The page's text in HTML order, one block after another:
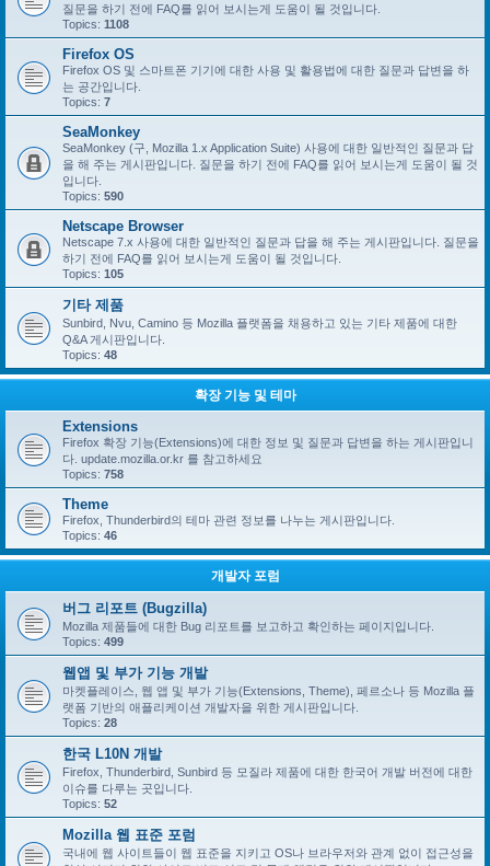
질문을 하기 전에 FAQ를 읽어 보시는게 도움이 될 것입니다.
Topics: 1108
Firefox OS
Firefox OS 및 스마트폰 기기에 대한 사용 및 활용법에 대한 질문과 답변을 하
는 공간입니다.
Topics: 7
SeaMonkey
SeaMonkey (구, Mozilla 1.x Application Suite) 사용에 대한 일반적인 질문과 답
을 해 주는 게시판입니다. 질문을 하기 전에 FAQ를 읽어 보시는게 도움이 될 것
입니다.
Topics: 590
Netscape Browser
Netscape 7.x 사용에 대한 일반적인 질문과 답을 해 주는 게시판입니다. 질문을
하기 전에 FAQ를 읽어 보시는게 도움이 될 것입니다.
Topics: 105
기타 제품
Sunbird, Nvu, Camino 등 Mozilla 플랫폼을 채용하고 있는 기타 제품에 대한
Q&A 게시판입니다.
Topics: 48
확장 기능 및 테마
Extensions
Firefox 확장 기능(Extensions)에 대한 정보 및 질문과 답변을 하는 게시판입니
다. update.mozilla.or.kr 를 참고하세요
Topics: 758
Theme
Firefox, Thunderbird의 테마 관련 정보를 나누는 게시판입니다.
Topics: 46
개발자 포럼
버그 리포트 (Bugzilla)
Mozilla 제품들에 대한 Bug 리포트를 보고하고 확인하는 페이지입니다.
Topics: 499
웹앱 및 부가 기능 개발
마켓플레이스, 웹 앱 및 부가 기능(Extensions, Theme), 페르소나 등 Mozilla 플
랫폼 기반의 애플리케이션 개발자을 위한 게시판입니다.
Topics: 28
한국 L10N 개발
Firefox, Thunderbird, Sunbird 등 모질라 제품에 대한 한국어 개발 버전에 대한
이슈를 다루는 곳입니다.
Topics: 52
Mozilla 웹 표준 포럼
국내에 웹 사이트들이 웹 표준을 지키고 OS나 브라우저와 관계 없이 접근성을